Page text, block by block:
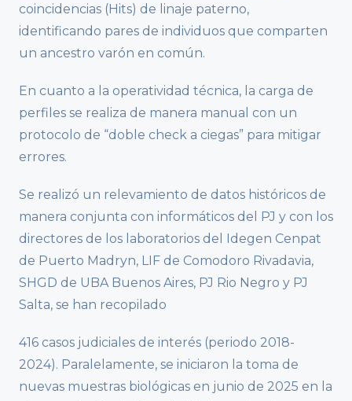
coincidencias (Hits) de linaje paterno,
identificando pares de individuos que comparten
un ancestro varón en común.
En cuanto a la operatividad técnica, la carga de
perfiles se realiza de manera manual con un
protocolo de “doble check a ciegas” para mitigar
errores.
Se realizó un relevamiento de datos históricos de
manera conjunta con informáticos del PJ y con los
directores de los laboratorios del Idegen Cenpat
de Puerto Madryn, LIF de Comodoro Rivadavia,
SHGD de UBA Buenos Aires, PJ Rio Negro y PJ
Salta, se han recopilado
416 casos judiciales de interés (periodo 2018-
2024). Paralelamente, se iniciaron la toma de
nuevas muestras biológicas en junio de 2025 en la